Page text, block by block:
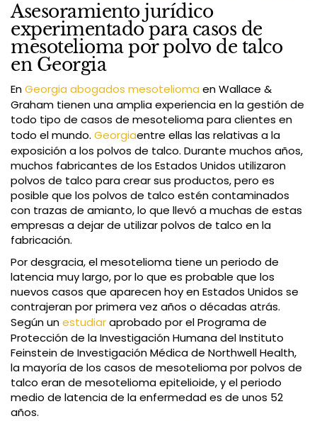
Asesoramiento jurídico
experimentado para casos de
mesotelioma por polvo de talco
en Georgia
EnGeorgia abogados mesotelioma en Wallace &
Graham tienen una amplia experiencia en la gestión de
todo tipo de casos de mesotelioma para clientes en
todo el mundo. Georgiaentre ellas las relativas a la
exposición a los polvos de talco. Durante muchos años,
muchos fabricantes de los Estados Unidos utilizaron
polvos de talco para crear sus productos, pero es
posible que los polvos de talco estén contaminados
con trazas de amianto, lo que llevó a muchas de estas
empresas a dejar de utilizar polvos de talco en la
fabricación.
Por desgracia, el mesotelioma tiene un periodo de
latencia muy largo, por lo que es probable que los
nuevos casos que aparecen hoy en Estados Unidos se
contrajeran por primera vez años o décadas atrás.
Según unestudiaraprobado por el Programa de
Protección de la Investigación Humana del Instituto
Feinstein de Investigación Médica de Northwell Health,
la mayoría de los casos de mesotelioma por polvos de
talco eran de mesotelioma epitelioide, y el periodo
medio de latencia de la enfermedad es de unos 52
años.